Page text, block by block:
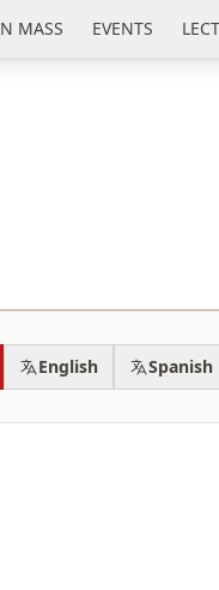
MASS EVENTS
English Spanish